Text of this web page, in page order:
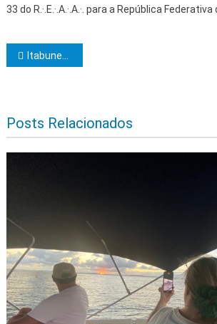
33 do R.·.E.·.A.·.A.·. para a República Federativa
Navegação de Post
Itabunense é iniciado na Maçonaria de São Paulo
Posts Relacionados